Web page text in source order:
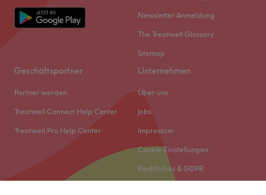
Newsletter Anmeldung
The Treatwell Glossary
Sitemap
Geschäftspartner
Partner werden
Treatwell Connect Help Center
Treatwell Pro Help Center
Unternehmen
Über uns
Jobs
Impressum
Cookie-Einstellungen
Rechtliches & GDPR